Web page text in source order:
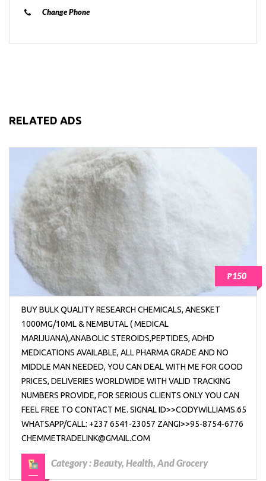
Change Phone
RELATED ADS
₱150
BUY BULK QUALITY RESEARCH CHEMICALS, ANESKET
1000MG/10ML & NEMBUTAL ( MEDICAL
MARIJUANA),ANABOLIC STEROIDS,PEPTIDES, ADHD
MEDICATIONS AVAILABLE, ALL PHARMA GRADE AND NO
MIDDLE MAN NEEDED, YOU CAN DEAL WITH ME FOR GOOD
PRICES, DELIVERIES WORLDWIDE WITH VALID TRACKING
NUMBERS PROVIDE, FOR SERIOUS CLIENTS ONLY YOU CAN
FEEL FREE TO CONTACT ME. SIGNAL ID>>CODYWILLIAMS.65
WHATSAPP/CALL: +237 6541-23057 ZANGI>>95-8754-6776
CHEMMETRADELINK@GMAIL.COM
Category :Beauty, Health, And Grocery